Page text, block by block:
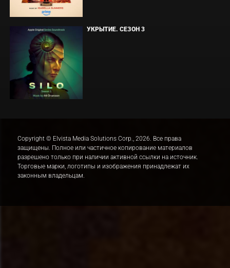
УКРЫТИЕ. СЕЗОН 3
Copyright © Elvista Media Solutions Corp., 2026. Все права
защищены. Полное или частичное копирование материалов
разрешено только при наличии активной ссылки на источник.
Торговые марки, логотипы и изображения принадлежат их
законным владельцам.